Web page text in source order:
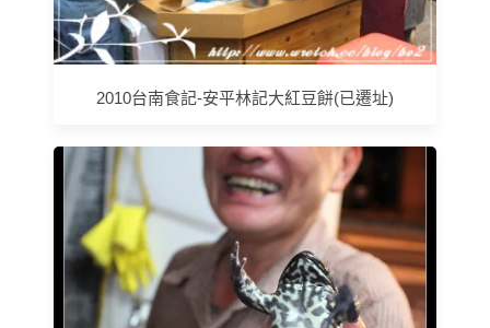
2010台南食記-安平林記大紅豆餅(已遷址)